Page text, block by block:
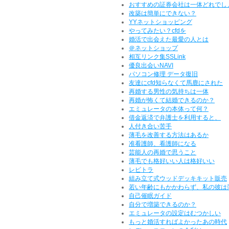
おすすめの証券会社は一体どれでし
改築は簡単にできない？
YYネットショッピング
やってみたい？cfdを
婚活で出会えた最愛の人とは
＠ネットショップ
相互リンク集SSLink
優良出会いNAVI
パソコン修理 データ復旧
友達にcfd知らなくて馬鹿にされた
再婚する男性の気持ちは一体
再婚が怖くて結婚できるのか？
エミュレータの本体って何？
借金返済で弁護士を利用すると、
人付き合い苦手
薄毛を改善する方法はあるか
准看護師、看護師になる
芸能人の再婚で思うこと
薄毛でも格好いい人は格好いい
レビトラ
組み立て式ウッドデッキキット販売
若い年齢にもかかわらず、私の彼は
自己催眠ガイド
自分で増築できるのか？
エミュレータの設定はむつかしい
もっと婚活すればよかったあの時代